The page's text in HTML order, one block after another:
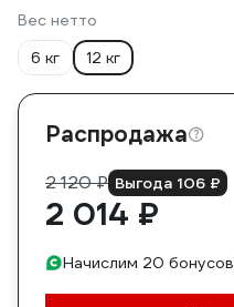
Вес нетто
6 кг
12 кг
Распродажа
2 120 ₽ Выгода 106 ₽
2 014 ₽
Начислим 20 бонусов